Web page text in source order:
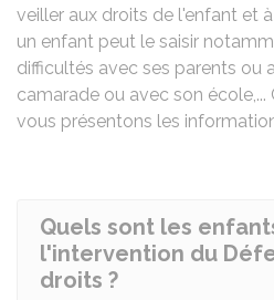
veiller aux droits de l'enfant et
un enfant peut le saisir
difficultés avec ses parents ou
camarade ou avec son
vous présentons les
Quels sont les
l'intervention du
droits ?